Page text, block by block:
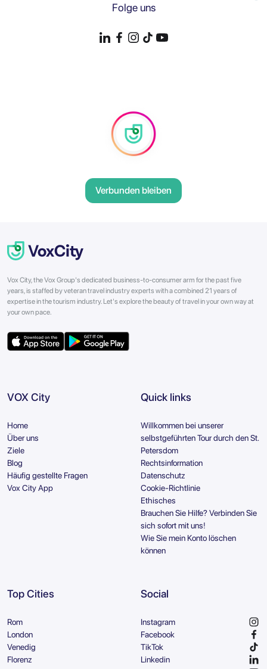
Folge uns
Verbunden bleiben
Vox City, the Vox Group's dedicated business-to-consumer arm for the past five
years, is staffed by veteran travel industry experts with a combined 21 years of
expertise in the tourism industry. Let's explore the beauty of travel in your own way at
your own pace.
VOX City
Home
Über uns
Ziele
Blog
Häufig gestellte Fragen
Vox City App
Quick links
Willkommen bei unserer
selbstgeführten Tour durch den St.
Petersdom
Rechtsinformation
Datenschutz
Cookie-Richtlinie
Ethisches
Brauchen Sie Hilfe? Verbinden Sie
sich sofort mit uns!
Wie Sie mein Konto löschen
können
Top Cities
Rom
London
Venedig
Florenz
Social
Instagram
Facebook
TikTok
Linkedin